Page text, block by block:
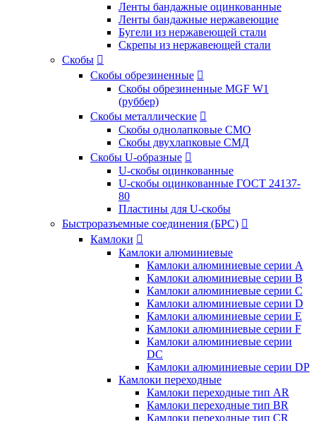
Ленты бандажные оцинкованные
Ленты бандажные нержавеющие
Бугели из нержавеющей стали
Скрепы из нержавеющей стали
Скобы 
Скобы обрезиненные 
Скобы обрезиненные MGF W1
(руббер)
Скобы металлические 
Скобы однолапковые СМО
Скобы двухлапковые СМД
Скобы U-образные 
U-скобы оцинкованные
U-скобы оцинкованные ГОСТ 24137-
80
Пластины для U-скобы
Быстроразъемные соединения (БРС) 
Камлоки 
Камлоки алюминиевые
Камлоки алюминиевые серии А
Камлоки алюминиевые серии B
Камлоки алюминиевые серии C
Камлоки алюминиевые серии D
Камлоки алюминиевые серии E
Камлоки алюминиевые серии F
Камлоки алюминиевые серии
DC
Камлоки алюминиевые серии DP
Камлоки переходные
Камлоки переходные тип AR
Камлоки переходные тип BR
Камлоки переходные тип CR